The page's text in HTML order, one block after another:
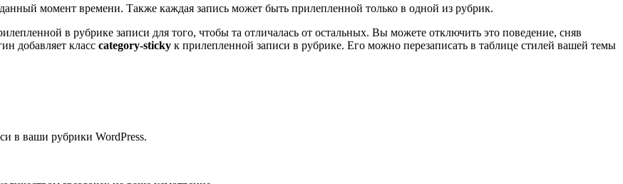
момент времени. Также каждая запись может быть прилепленной только в одной из рубрик.
в рубрике записи для того, чтобы та отличалась от остальных. Вы можете отключить это поведение, сняв
добавляет класс category-sticky к прилепленной записи в рубрике. Его можно перезаписать в таблице стилей вашей темы
в ваши рубрики WordPress.